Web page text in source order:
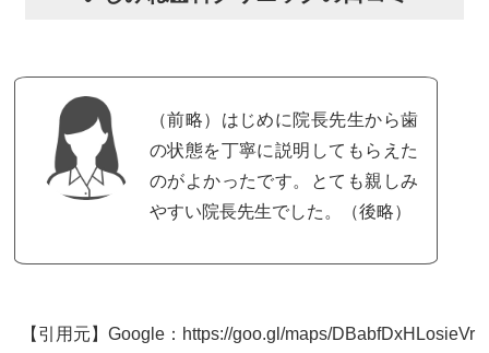
（前略）はじめに院長先生から歯
の状態を丁寧に説明してもらえた
のがよかったです。とても親しみ
やすい院長先生でした。（後略）
【引用元】Google：https://goo.gl/maps/DBabfDxHLosieVr